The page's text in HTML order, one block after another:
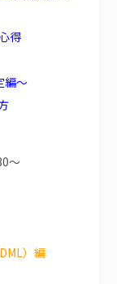
得
編～
～
）編